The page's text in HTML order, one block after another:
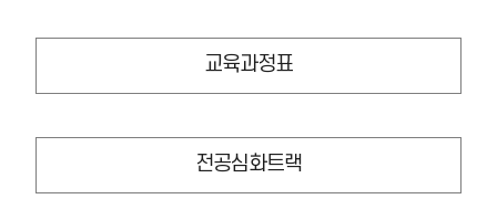
교육과정표
전공심화트랙